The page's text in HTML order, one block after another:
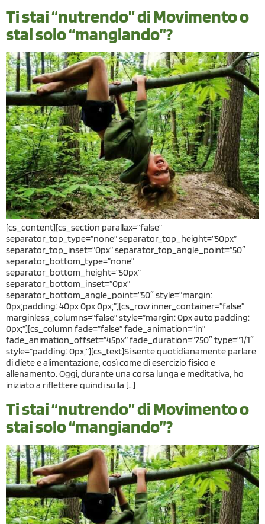
Ti stai “nutrendo” di Movimento o
stai solo “mangiando”?
[cs_content][cs_section parallax=”false”
separator_top_type=”none” separator_top_height=”50px”
separator_top_inset=”0px” separator_top_angle_point=”50″
separator_bottom_type=”none”
separator_bottom_height=”50px”
separator_bottom_inset=”0px”
separator_bottom_angle_point=”50″ style=”margin:
0px;padding: 40px 0px 0px;”][cs_row inner_container=”false”
marginless_columns=”false” style=”margin: 0px auto;padding:
0px;”][cs_column fade=”false” fade_animation=”in”
fade_animation_offset=”45px” fade_duration=”750″ type=”1/1″
style=”padding: 0px;”][cs_text]Si sente quotidianamente parlare
di diete e alimentazione, così come di esercizio fisico e
allenamento. Oggi, durante una corsa lunga e meditativa, ho
iniziato a riflettere quindi sulla […]
Ti stai “nutrendo” di Movimento o
stai solo “mangiando”?